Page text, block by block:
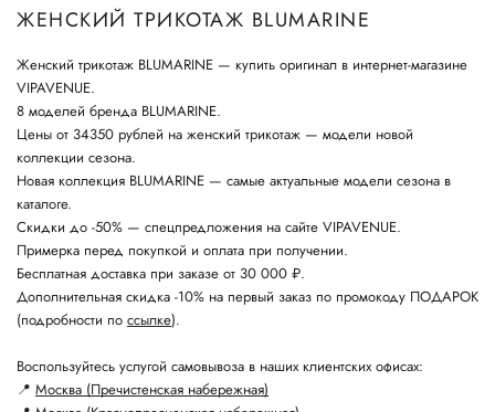
ЖЕНСКИЙ ТРИКОТАЖ BLUMARINE
Женский трикотаж BLUMARINE — купить оригинал в интернет-магазине
VIPAVENUE.
8 моделей бренда BLUMARINE.
Цены от 34350 рублей на женский трикотаж — модели новой
коллекции сезона.
Новая коллекция BLUMARINE — самые актуальные модели сезона в
каталоге.
Скидки до -50% — спецпредложения на сайте VIPAVENUE.
Примерка перед покупкой и оплата при получении.
Бесплатная доставка при заказе от 30 000 ₽.
Дополнительная скидка -10% на первый заказ по промокоду ПОДАРОК
(подробности по ссылке).
Воспользуйтесь услугой самовывоза в наших клиентских офисах:
📍 Москва (Пречистенская набережная)